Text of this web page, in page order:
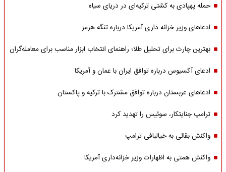
حمله پهپادی به کشتی ترکیه‌ای در دریای سیاه
ادعاهای وزیر خزانه داری آمریکا درباره تنگه هرمز
بهترین چارت برای تحلیل طلا؛ راهنمای انتخاب ابزار مناسب برای معامله‌گران
ادعای آکسیوس درباره توافق ایران با عمان و آمریکا
ادعاهای عربستان درباره توافق مشترک با ترکیه و پاکستان
ترامپ جنایتکار، سوئیس را تهدید کرد
واکنش بقائی به خیالبافی ترامپ
واکنش همتی به اظهارات وزیر خزانه‌داری آمریکا